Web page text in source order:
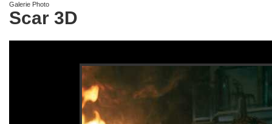
Galerie Photo
Scar 3D